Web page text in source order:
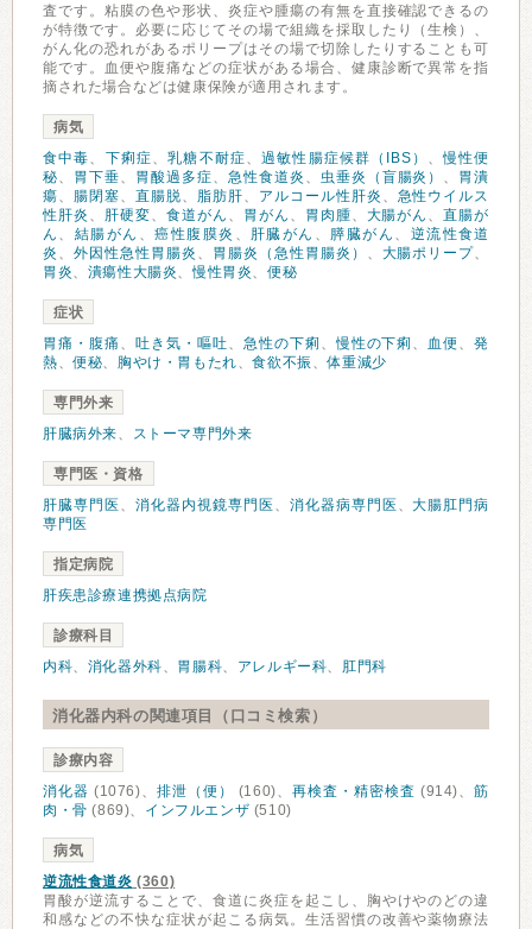
査です。粘膜の色や形状、炎症や腫瘍の有無を直接確認できるの
が特徴です。必要に応じてその場で組織を採取したり（生検）、
がん化の恐れがあるポリープはその場で切除したりすることも可
能です。血便や腹痛などの症状がある場合、健康診断で異常を指
摘された場合などは健康保険が適用されます。
病気
食中毒、 下痢症、乳糖不耐症、過敏性腸症候群（IBS） 、慢性便
秘、 胃下垂、 胃酸過多症、 急性食道炎 、 虫垂炎（盲腸炎） 、 胃潰
瘍、 腸閉塞、 直腸脱、 脂肪肝、 アルコール性肝炎 、 急性ウイルス
性肝炎 、 肝硬変、 食道がん 、 胃がん 、 胃肉腫、 大腸がん 、直腸が
ん 、 結腸がん 、癌性腹膜炎 、 肝臓がん 、 膵臓がん 、 逆流性食道
炎 、 外因性急性胃腸炎 、 胃腸炎（急性胃腸炎） 、 大腸ポリープ、
胃炎、 潰瘍性大腸炎、慢性胃炎、便秘
症状
胃痛・腹痛 、 吐き気・嘔吐、 急性の下痢 、慢性の下痢 、 血便、発
熱、便秘、 胸やけ・胃もたれ、食欲不振 、体重減少
専門外来
肝臓病外来、 ストーマ専門外来
専門医・資格
肝臓専門医 、 消化器内視鏡専門医 、 消化器病専門医 、大腸肛門病
専門医
指定病院
肝疾患診療連携拠点病院
診療科目
内科、 消化器外科、 胃腸科、 アレルギー科、 肛門科
消化器内科の関連項目（口コミ検索）
診療内容
消化器 (1076)、 排泄（便） (160)、再検査・精密検査 (914)、筋
肉・骨 (869)、 インフルエンザ (510)
病気
逆流性食道炎 (360)
胃酸が逆流することで、食道に炎症を起こし、胸やけやのどの違
和感などの不快な症状が起こる病気。生活習慣の改善や薬物療法